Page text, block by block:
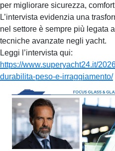
per migliorare sicurezza,
L’intervista evidenzia una
nel settore è sempre più legata
tecniche avanzate negli yacht.
Leggi l’intervista qui:
https://www.superyacht24.it/
durabilita-peso-e-irraggiamento/